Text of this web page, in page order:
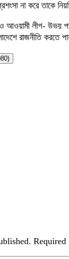
না করে তাকে
আওয়ামী লীগ- উভয়
রাজনীতি করতে
Required